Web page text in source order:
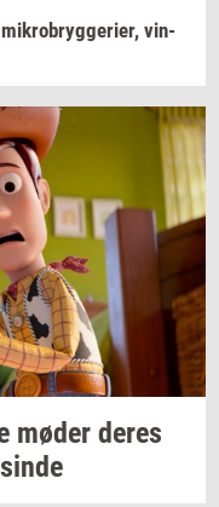
mi­kro­bryg­ge­ri­er, vin­
møder deres